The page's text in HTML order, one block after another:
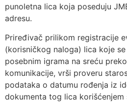
punoletna lica koja poseduju
adresu.
Priređivač prilikom registracije
(korisničkog naloga) lica koje
posebnim igrama na sreću
komunikacije, vrši proveru
podataka o datumu rođenja iz
dokumenta tog lica